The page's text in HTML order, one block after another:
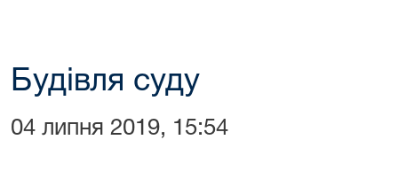
Будівля суду
04 липня 2019, 15:54